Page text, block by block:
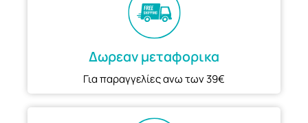
Δωρεαν μεταφορικα
Για παραγγελίες ανω των 39€